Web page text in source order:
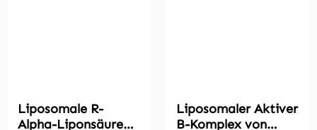
Liposomale R-
Alpha-Liponsäure
Liposomaler Aktiver
B-Komplex von